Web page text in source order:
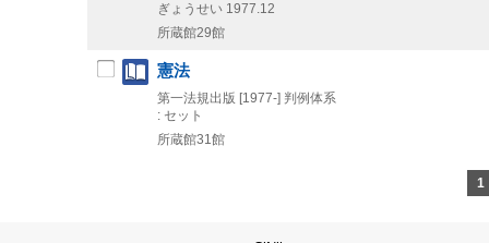
ぎょうせい 1977.12
所蔵館29館
憲法
第一法規出版 [1977-] 判例体系
: セット
所蔵館31館
1